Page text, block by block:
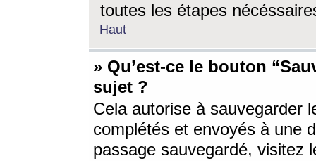
toutes les étapes
Haut
» Qu’est-ce le bouton
sujet ?
Cela autorise à sauvegarder
complétés et envoyés à une
passage sauvegardé, visitez